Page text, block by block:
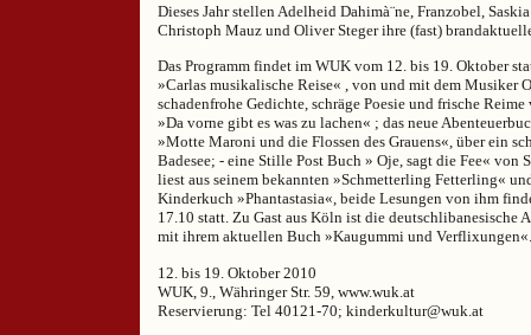
Dieses Jahr stellen Adelheid Dahimà¨ne, Franzobel,
Christoph Mauz und Oliver Steger ihre (fast)
Das Programm findet im WUK vom 12. bis 19. Oktober
»Carlas musikalische Reise« , von und mit dem Musiker
schadenfrohe Gedichte, schräge Poesie und frische
»Da vorne gibt es was zu lachen« ; das neue
»Motte Maroni und die Flossen des Grauens«, über ein
Badesee; - eine Stille Post Buch » Oje, sagt die Fee« von
liest aus seinem bekannten »Schmetterling Fetterling«
Kinderkuch »Phantastasia«, beide Lesungen von ihm
17.10 statt. Zu Gast aus Köln ist die deutschlibanesische
mit ihrem aktuellen Buch »Kaugummi und Verflixungen«.
12. bis 19. Oktober 2010
WUK, 9., Währinger Str. 59, www.wuk.at
Reservierung: Tel 40121-70; kinderkultur@wuk.at